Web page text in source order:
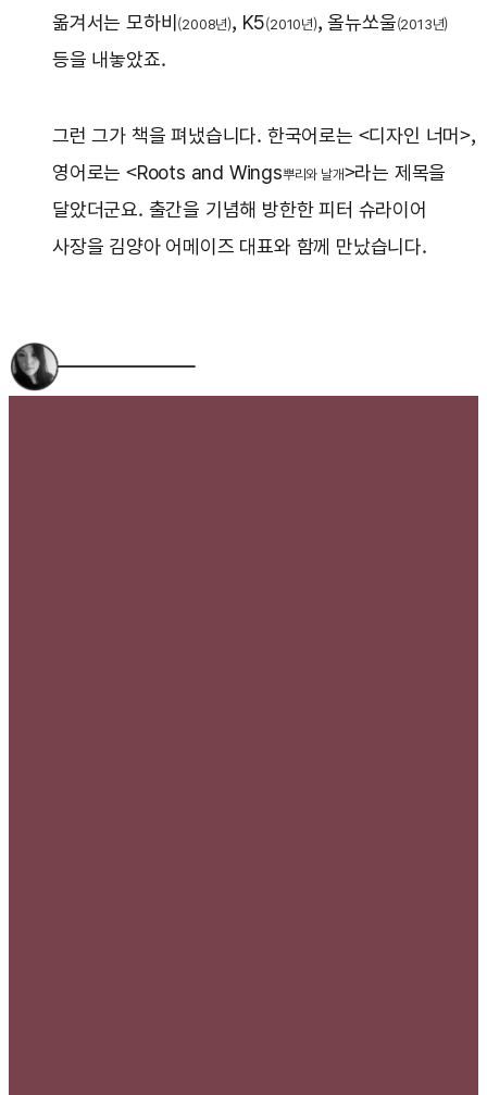
옮겨서는 모하비 (2008년), K5(2010년), 올뉴쏘울(2013년)
등을 내놓았죠.
그런 그가 책을 펴냈습니다. 한국어로는 <디자인 너머>,
영어로는 <Roots and Wings뿌리와 날개>라는 제목을
달았더군요. 출간을 기념해 방한한 피터 슈라이어
사장을 김양아 어메이즈 대표와 함께 만났습니다.